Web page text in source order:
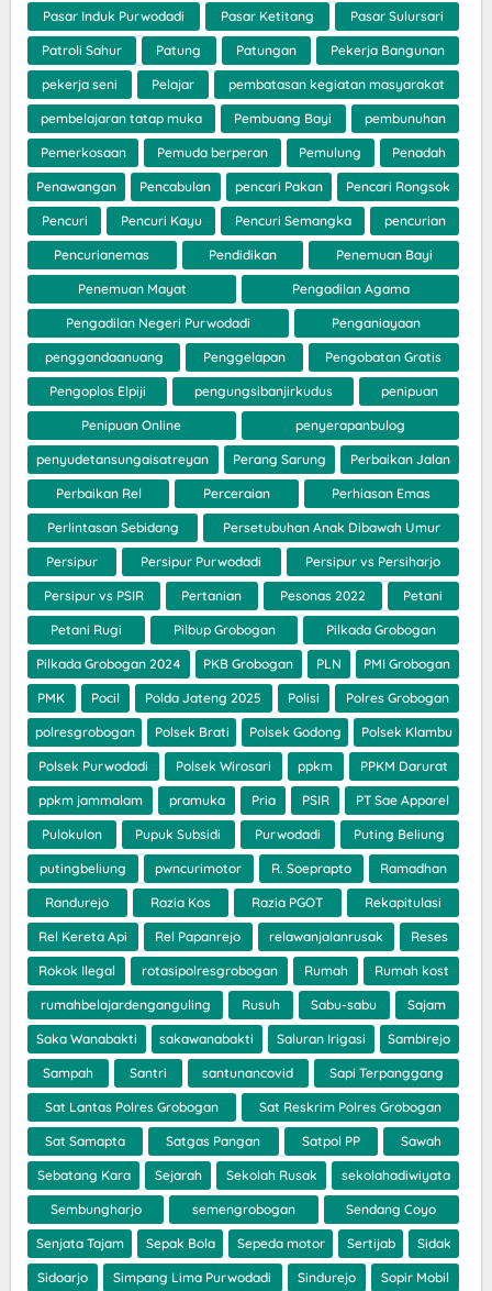
Pasar Induk Purwodadi Pasar Ketitang Pasar Sulursari
Patroli Sahur Patung Patungan Pekerja Bangunan
pekerja seni Pelajar pembatasan kegiatan masyarakat
pembelajaran tatap muka Pembuang Bayi pembunuhan
Pemerkosaan Pemuda berperan Pemulung Penadah
Penawangan Pencabulan pencari Pakan Pencari Rongsok
Pencuri Pencuri Kayu Pencuri Semangka pencurian
Pencurianemas Pendidikan Penemuan Bayi
Penemuan Mayat Pengadilan Agama
Pengadilan Negeri Purwodadi Penganiayaan
penggandaanuang Penggelapan Pengobatan Gratis
Pengoplos Elpiji pengungsibanjirkudus penipuan
Penipuan Online penyerapanbulog
penyudetansungaisatreyan Perang Sarung Perbaikan Jalan
Perbaikan Rel Perceraian Perhiasan Emas
Perlintasan Sebidang Persetubuhan Anak Dibawah Umur
Persipur Persipur Purwodadi Persipur vs Persiharjo
Persipur vs PSIR Pertanian Pesonas 2022 Petani
Petani Rugi Pilbup Grobogan Pilkada Grobogan
Pilkada Grobogan 2024 PKB Grobogan PLN PMI Grobogan
PMK Pocil Polda Jateng 2025 Polisi Polres Grobogan
polresgrobogan Polsek Brati Polsek Godong Polsek Klambu
Polsek Purwodadi Polsek Wirosari ppkm PPKM Darurat
ppkm jammalam pramuka Pria PSIR PT Sae Apparel
Pulokulon Pupuk Subsidi Purwodadi Puting Beliung
putingbeliung pwncurimotor R. Soeprapto Ramadhan
Randurejo Razia Kos Razia PGOT Rekapitulasi
Rel Kereta Api Rel Papanrejo relawanjalanrusak Reses
Rokok Ilegal rotasipolresgrobogan Rumah Rumah kost
rumahbelajardenganguling Rusuh Sabu-sabu Sajam
Saka Wanabakti sakawanabakti Saluran Irigasi Sambirejo
Sampah Santri santunancovid Sapi Terpanggang
Sat Lantas Polres Grobogan Sat Reskrim Polres Grobogan
Sat Samapta Satgas Pangan Satpol PP Sawah
Sebatang Kara Sejarah Sekolah Rusak sekolahadiwiyata
Sembungharjo semengrobogan Sendang Coyo
Senjata Tajam Sepak Bola Sepeda motor Sertijab Sidak
Sidoarjo Simpang Lima Purwodadi Sindurejo Sopir Mobil